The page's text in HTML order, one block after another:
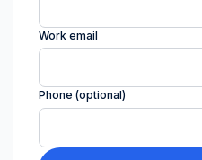
Work email
Phone (optional)